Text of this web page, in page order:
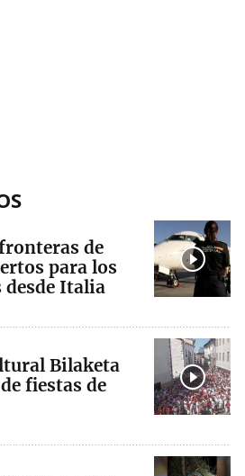
de
para los
desde Italia
Bilaketa
fiestas de